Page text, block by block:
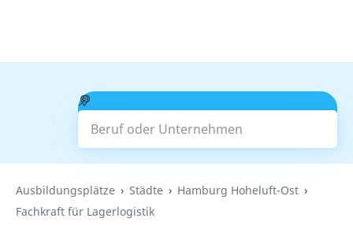
Beruf oder Unternehmen
Suchen
Ausbildungsplätze Städte
Hamburg Hoheluft-Ost
Fachkraft für Lagerlogistik